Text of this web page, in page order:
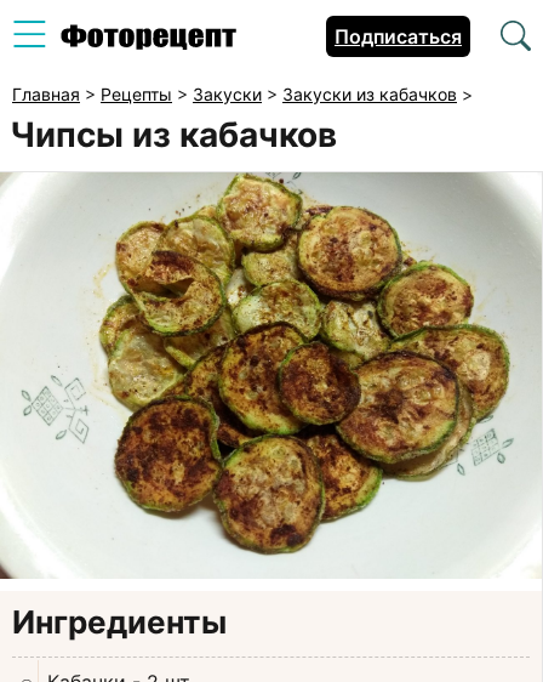
Подписаться
Главная > Рецепты > Закуски > Закуски из кабачков >
Чипсы из кабачков
Ингредиенты